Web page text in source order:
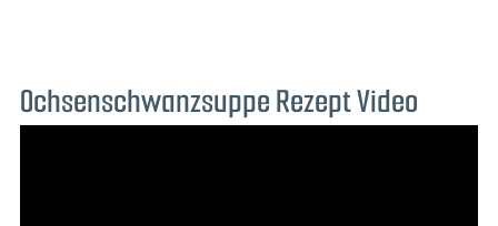
Ochsenschwanzsuppe Rezept Video